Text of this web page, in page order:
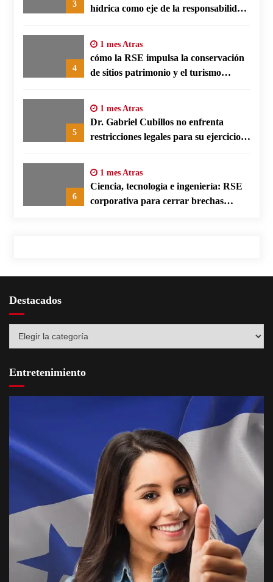
3
hídrica como eje de la responsabilidad
4
1 mes Atras
cómo la RSE impulsa la conservación
de sitios patrimonio y el turismo
5
1 mes Atras
Dr. Gabriel Cubillos no enfrenta
restricciones legales para su ejercicio,
6
1 mes Atras
Ciencia, tecnología e ingeniería: RSE
corporativa para cerrar brechas
Destacados
Entretenimiento